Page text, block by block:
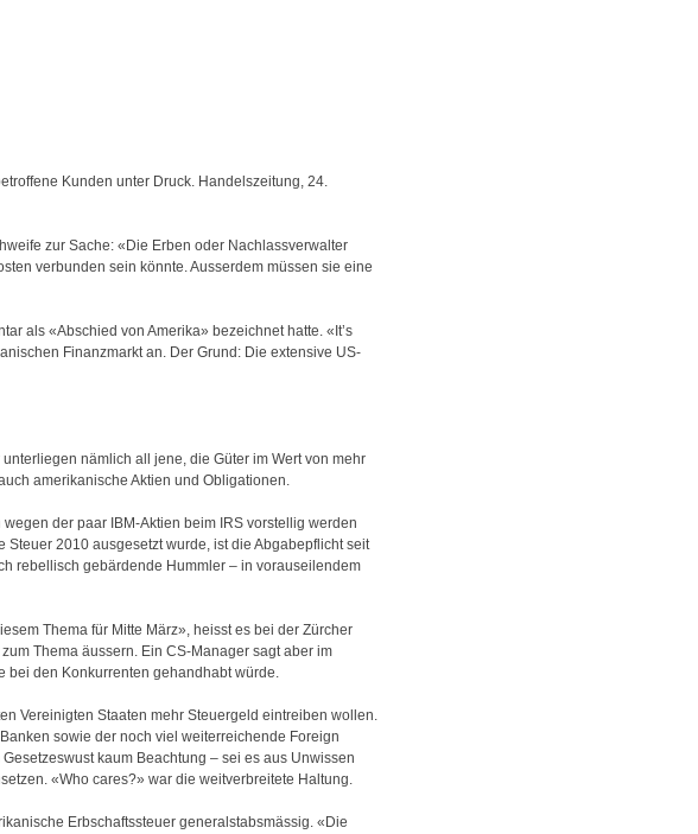
Kunden unter Druck. Handelszeitung, 24.
zur Sache: «Die Erben oder Nachlassverwalter
verbunden sein könnte. Ausserdem müssen sie eine
als «Abschied von Amerika» bezeichnet hatte. «It’s
Finanzmarkt an. Der Grund: Die extensive US-
nämlich all jene, die Güter im Wert von mehr
amerikanische Aktien und Obligationen.
der paar IBM-Aktien beim IRS vorstellig werden
2010 ausgesetzt wurde, ist die Abgabepflicht seit
rebellisch gebärdende Hummler – in vorauseilendem
Thema für Mitte März», heisst es bei der Zürcher
Thema äussern. Ein CS-Manager sagt aber im
bei den Konkurrenten gehandhabt würde.
Vereinigten Staaten mehr Steuergeld eintreiben wollen.
sowie der noch viel weiterreichende Foreign
kaum Beachtung – sei es aus Unwissen
«Who cares?» war die weitverbreitete Haltung.
Erbschaftssteuer generalstabsmässig. «Die